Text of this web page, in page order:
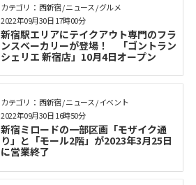
カテゴリ： 西新宿 / ニュース / グルメ
新宿駅エリアにテイクアウト専門のフラ
ンスベーカリーが登場！ 「ゴントラン
シェリエ 新宿店」10月4日オープン
2022年09月30日 17時00分
カテゴリ： 西新宿 / ニュース / イベント
新宿ミロードの一部区画「モザイク通
り」と「モール2階」が2023年3月25日
に営業終了
2022年09月30日 16時50分